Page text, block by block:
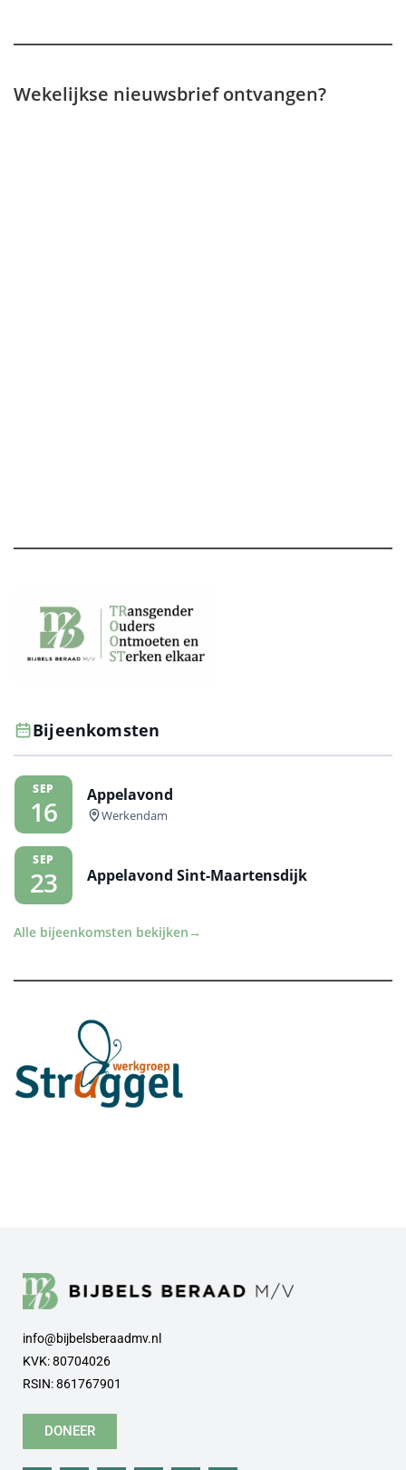
Wekelijkse nieuwsbrief ontvangen?
Bijeenkomsten
SEP
16
Appelavond
Werkendam
SEP
23 Appelavond Sint-Maartensdijk
Alle bijeenkomsten bekijken →
info@bijbelsberaadmv.nl
KVK: 80704026
RSIN: 861767901
DONEER